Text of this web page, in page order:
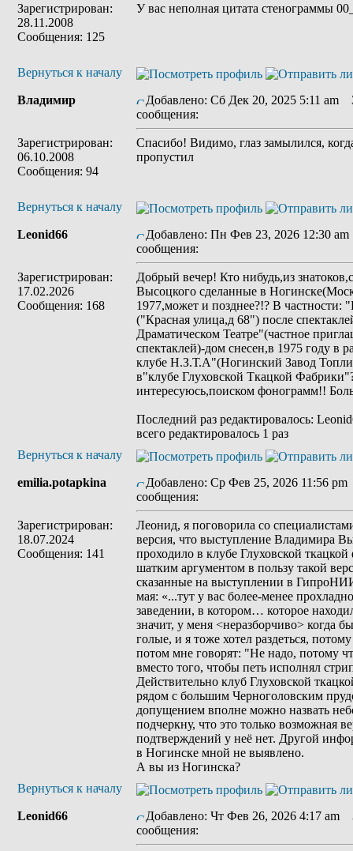
Зарегистрирован:
28.11.2008
Сообщения: 125
У вас неполная цитата стенограммы
Вернуться к началу
Владимир
Зарегистрирован:
06.10.2008
Сообщения: 94
Добавлено: Сб Дек 20, 2025 5:11 am
сообщения:
Спасибо! Видимо, глаз замылился,
пропустил
Вернуться к началу
Leonid66
Зарегистрирован:
17.02.2026
Сообщения: 168
Добавлено: Пн Фев 23, 2026 12:30 am
сообщения:
Добрый вечер! Кто нибудь,из
Высоцкого сделанные в
1977,может и позднее?!? В частности:
("Красная улица,д 68") после
Драматическом Театре"(частное
спектаклей)-дом снесен,в 1975 году в
клубе Н.З.Т.А"(Ногинский Завод
в"клубе Глуховской Ткацкой
интересуюсь,поиском фонограмм!!
Последний раз редактировалось:
всего редактировалось 1 раз
Вернуться к началу
emilia.potapkina
Зарегистрирован:
18.07.2024
Сообщения: 141
Добавлено: Ср Фев 25, 2026 11:56 pm
сообщения:
Леонид, я поговорила со
версия, что выступление Владимира
проходило в клубе Глуховской
шатким аргументом в пользу такой
сказанные на выступлении в
мая: «...тут у вас более-менее
заведении, в котором… которое
значит, у меня <неразборчиво> когда
голые, и я тоже хотел раздеться,
потом мне говорят: "Не надо, потому
вместо того, чтобы петь исполнял
Действительно клуб Глуховской
рядом с большим Черноголовским
допущением вполне можно назвать
подчеркну, что это только возможная
подтверждений у неё нет. Другой
в Ногинске мной не выявлено.
А вы из Ногинска?
Вернуться к началу
Leonid66 Добавлено: Чт Фев 26, 2026 4:17 am
сообщения: